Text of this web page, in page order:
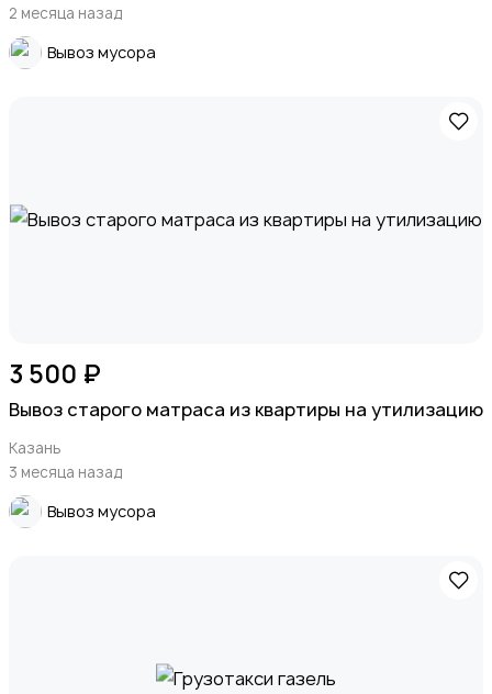
2 месяца назад
Вывоз мусора
3 500 ₽
Вывоз старого матраса из квартиры на утилизацию
Казань
3 месяца назад
Вывоз мусора